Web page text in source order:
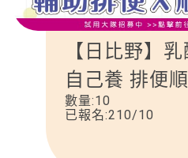
【日比野】
自己養 排便
數量:10
已報名:210/10